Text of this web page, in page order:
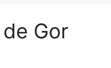
Gor